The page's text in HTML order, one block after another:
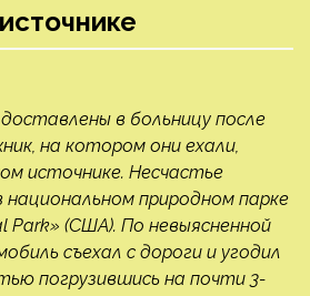
в больницу после
на котором они ехали,
источнике. Несчастье
природном парке
Park» (США). По невыясненной
съехал с дороги и угодил
погрузившись на почти 3-